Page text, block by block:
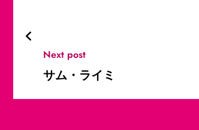
Next post
サム・ライミ